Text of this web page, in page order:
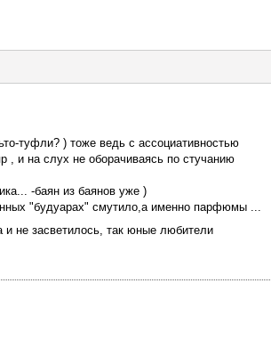
туфли? ) тоже ведь с ассоциативностью
, и на слух не оборачиваясь по стучанию
-баян из баянов уже )
"будуарах" смутило,а именно парфюмы ...
и не засветилось, так юные любители